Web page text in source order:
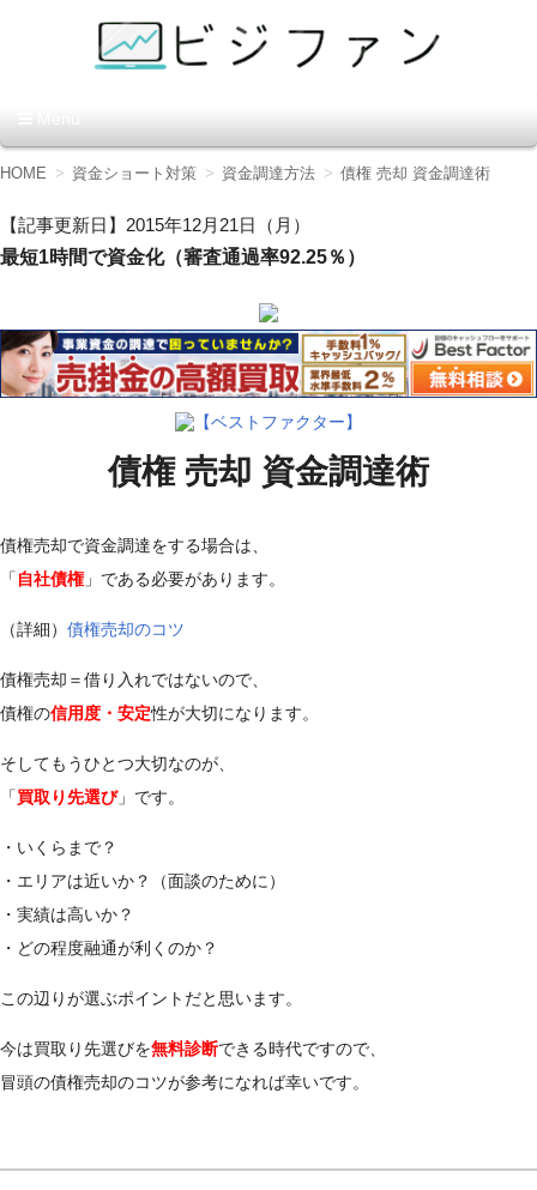
ン】
コ
テ
ン
ツ
動
HOME 資金ショート対策 資金調達方法 債権 売却 資金調達術
【記事更新日】2015年12月21日（月）
最短1時間で資金化（審査通過率92.25％）
【ベストファクター】
債権 売却 資金調達術
債権売却で資金調達をする場合は、
「 自社債権」である必要があります。
（詳細） 債権売却のコツ
債権売却＝借り入れではないので、
債権の信用度・安定性が大切になります。
そしてもうひとつ大切なのが、
「買取り先選び」です。
・いくらまで？
・エリアは近いか？（面談のために）
・実績は高いか？
・どの程度融通が利くのか？
この辺りが選ぶポイントだと思います。
今は買取り先選びを無料診断できる時代ですので、
冒頭の債権売却のコツが参考になれば幸いです。